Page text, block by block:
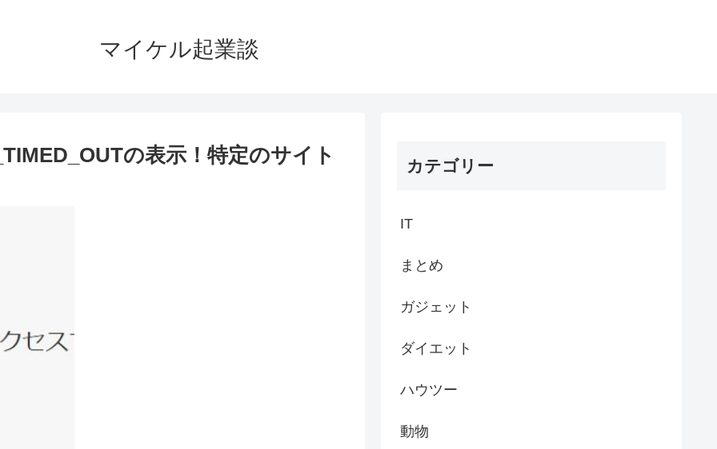
マイケル起業談
の表示！特定のサイト カテゴリー
IT
まとめ
ガジェット
ダイエット
ハウツー
動物